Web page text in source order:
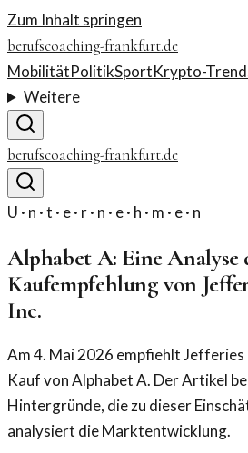
Zum Inhalt springen
berufscoaching-frankfurt.de
MobilitätPolitikSportKrypto-
Weitere
berufscoaching-frankfurt.de
U · n · t · e · r · n · e · h · m · e · n
Alphabet A: Eine Analyse
Kaufempfehlung von
Inc.
Am 4. Mai 2026 empfiehlt Jefferies
Kauf von Alphabet A. Der Artikel
Hintergründe, die zu dieser
analysiert die Marktentwicklung.